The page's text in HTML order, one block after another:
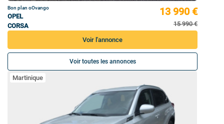
Bon plan oOvango
OPEL
CORSA
13 990 €
15 990 €
Voir l'annonce
Voir toutes les annonces
Martinique